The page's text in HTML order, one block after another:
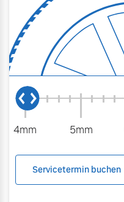
4mm 5mm
Servicetermin buchen